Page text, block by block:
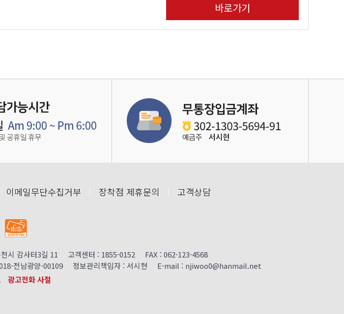
바로가기
이메일무단수집거부 장착점 제휴문의 고객상담
시 감사터3길 11 고객센터 : 1855-0152 FAX : 062-123-4568
전남광양-00109 정보관리책임자 : 서시현 E-mail : njiwoo0@hanmail.net
광고전화 사절